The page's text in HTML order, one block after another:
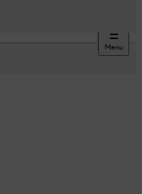
Menu